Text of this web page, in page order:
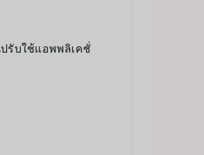
รับใช้แอพพลิเคชั่